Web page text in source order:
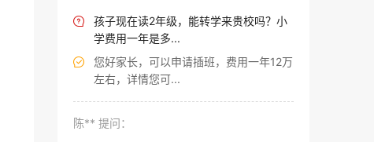

孩子现在读2年级，能转学来贵校吗？小
学费用一年是多...

您好家长，可以申请插班，费用一年12万
左右，详情您可...
陈** 提问：